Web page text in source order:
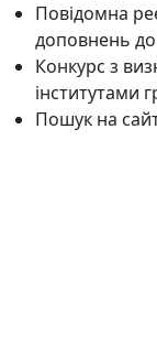
Повідомна
доповнень
Конкурс з
інститутами
Пошук на